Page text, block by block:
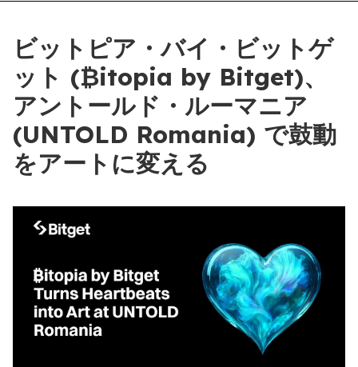
ビットピア・バイ・ビットゲ
ット (₿itopia by Bitget)、
アントールド・ルーマニア
(UNTOLD Romania) で鼓動
をアートに変える